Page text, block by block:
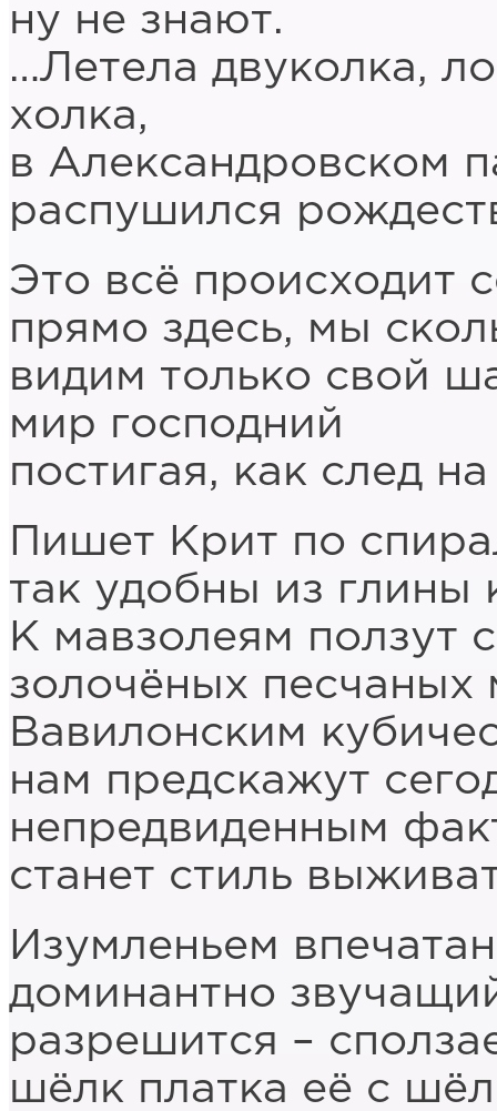
ну не знают.
…Летела двуколка,
холка,
в Александровском
распушился
Это всё происходит
прямо здесь, мы
видим только свой
мир господний
постигая, как след
Пишет Крит по
так удобны из глины
К мавзолеям ползут
золочёных песчаных
Вавилонским
нам предскажут
непредвиденным
станет стиль
Изумленьем
доминантно
разрешится –
шёлк платка её с